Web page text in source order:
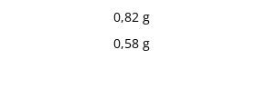
0,82 g
0,58 g